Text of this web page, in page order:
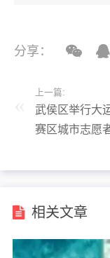
分享：
上一篇:
武侯区举行大
赛区城市志愿
培训
相关文章